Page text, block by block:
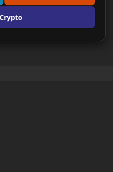
Crypto